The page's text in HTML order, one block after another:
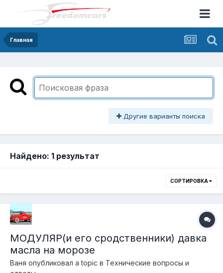
Главная
Другие варианты поиска
Найдено: 1 результат
СОРТИРОВКА
МОДУЛЯР(и его сродственники) давка
масла на морозе
Ваня опубликовал a topic в Технические вопросы и